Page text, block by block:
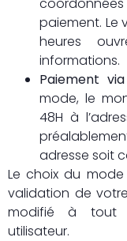
paiement. Le
heures
informations.
Paiement
mode, le
48H à
adresse soit
Le choix du
validation de
modifié à tout
utilisateur.